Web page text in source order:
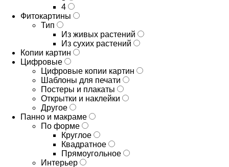
4
Фитокартины
Тип
Из живых растений
Из сухих растений
Копии картин
Цифровые
Цифровые копии картин
Шаблоны для печати
Постеры и плакаты
Открытки и наклейки
Другое
Панно и макраме
По форме
Круглое
Квадратное
Прямоугольное
Интерьер